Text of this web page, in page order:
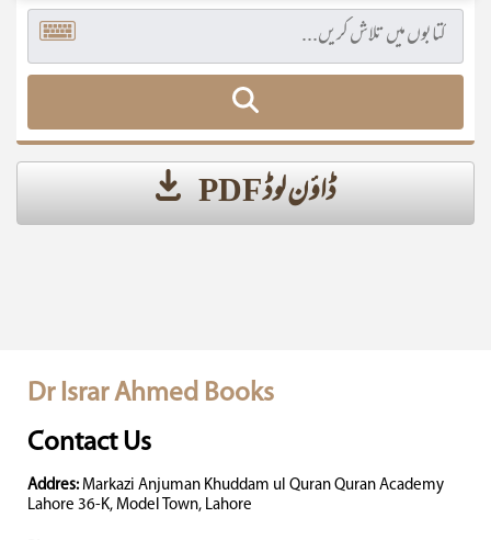
ڈاؤن لوڈ PDF
Dr Israr Ahmed Books
Contact Us
Addres: Markazi Anjuman Khuddam ul Quran Quran Academy
Lahore 36-K, Model Town, Lahore